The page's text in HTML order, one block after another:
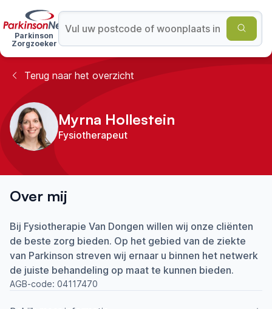
Parkinson
Zorgzoeker
Terug naar het overzicht
Myrna Hollestein
Fysiotherapeut
Over mij
Bij Fysiotherapie Van Dongen willen wij onze cliënten
de beste zorg bieden. Op het gebied van de ziekte
van Parkinson streven wij ernaar u binnen het netwerk
de juiste behandeling op maat te kunnen bieden.
AGB-code: 04117470